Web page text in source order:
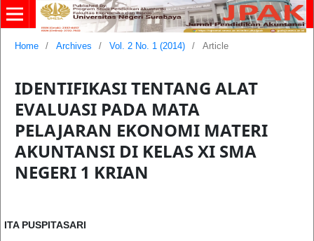
Home / Archives / Vol. 2 No. 1 (2014) / Article
IDENTIFIKASI TENTANG ALAT
EVALUASI PADA MATA
PELAJARAN EKONOMI MATERI
AKUNTANSI DI KELAS XI SMA
NEGERI 1 KRIAN
ITA PUSPITASARI